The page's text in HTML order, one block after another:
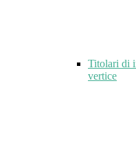
Titolari di
vertice